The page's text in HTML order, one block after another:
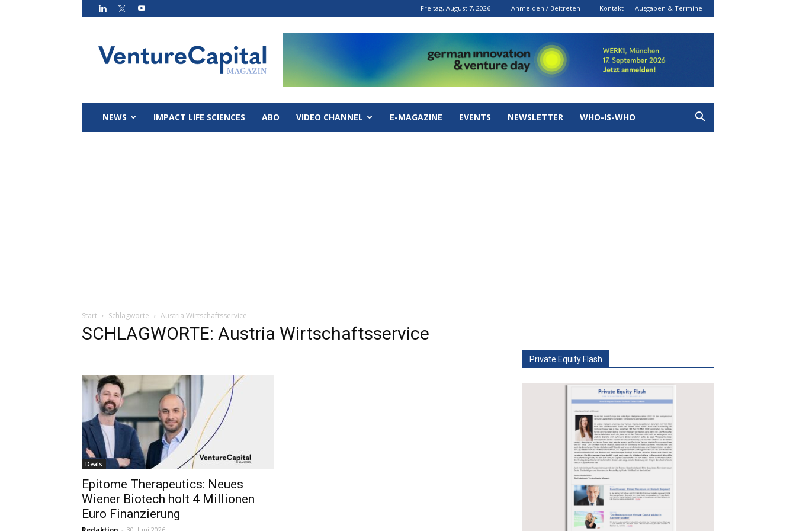
Freitag, August 7, 2026 Anmelden / Beitreten Kontakt Ausgaben & Termine
Magazin
NEWS IMPACT LIFE SCIENCES ABO VIDEO CHANNEL E-MAGAZINE EVENTS NEWSLETTER WHO-IS-WHO
Start Schlagworte Austria Wirtschaftsservice
SCHLAGWORTE: Austria Wirtschaftsservice
Deals
Epitome Therapeutics: Neues
Wiener Biotech holt 4 Millionen
Euro Finanzierung
Private Equity Flash